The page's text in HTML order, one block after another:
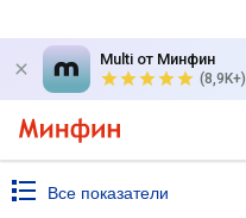
Multi от Минфин
(8,9K+)
Все показатели